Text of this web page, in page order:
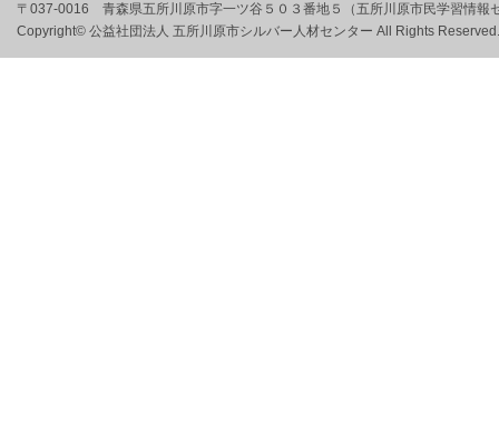
〒037-0016 青森県五所川原市字一ツ谷５０３番地５（五所川原市民学習情報
Copyright© 公益社団法人 五所川原市シルバー人材センター All Rights Reserved.